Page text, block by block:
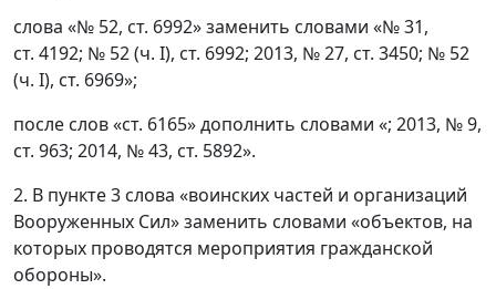
слова «№ 52, ст. 6992» заменить словами «№ 31,
ст. 4192; № 52 (ч. I), ст. 6992; 2013, № 27, ст. 3450; № 52
(ч. I), ст. 6969»;
после слов «ст. 6165» дополнить словами «; 2013, № 9,
ст. 963; 2014, № 43, ст. 5892».
2. В пункте 3 слова «воинских частей и организаций
Вооруженных Сил» заменить словами «объектов, на
которых проводятся мероприятия гражданской
обороны».